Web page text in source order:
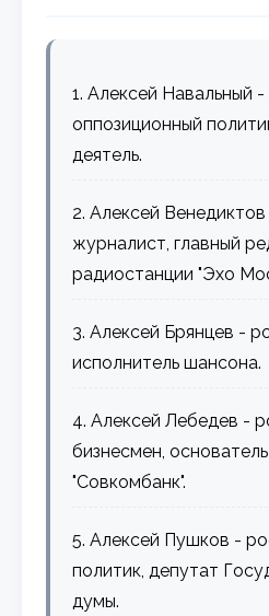
1. Алексей Навальный
оппозиционный
деятель.
2. Алексей
журналист, главный
радиостанции "Эхо
3. Алексей Брянцев -
исполнитель шансона.
4. Алексей Лебедев -
бизнесмен,
"Совкомбанк".
5. Алексей Пушков -
политик, депутат
думы.